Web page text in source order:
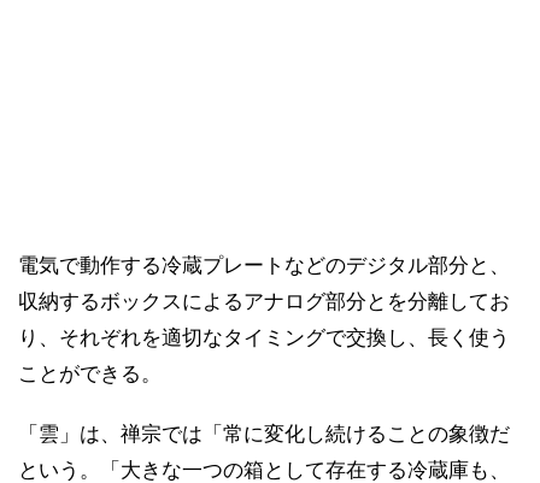
電気で動作する冷蔵プレートなどのデジタル部分と、
収納するボックスによるアナログ部分とを分離してお
り、それぞれを適切なタイミングで交換し、長く使う
ことができる。
「雲」は、禅宗では「常に変化し続けることの象徴だ
という。「大きな一つの箱として存在する冷蔵庫も、